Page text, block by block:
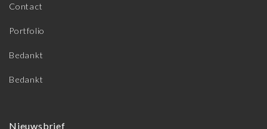
Contact
Portfolio
Bedankt
Bedankt
Nieuwsbrief